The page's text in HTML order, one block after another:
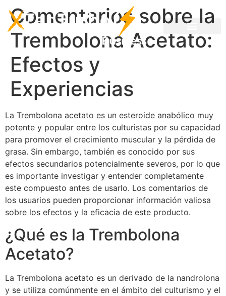
Comentarios sobre la
Trembolona Acetato:
Efectos y
Experiencias
La Trembolona acetato es un esteroide anabólico muy
potente y popular entre los culturistas por su capacidad
para promover el crecimiento muscular y la pérdida de
grasa. Sin embargo, también es conocido por sus
efectos secundarios potencialmente severos, por lo que
es importante investigar y entender completamente
este compuesto antes de usarlo. Los comentarios de
los usuarios pueden proporcionar información valiosa
sobre los efectos y la eficacia de este producto.
¿Qué es la Trembolona
Acetato?
La Trembolona acetato es un derivado de la nandrolona
y se utiliza comúnmente en el ámbito del culturismo y el